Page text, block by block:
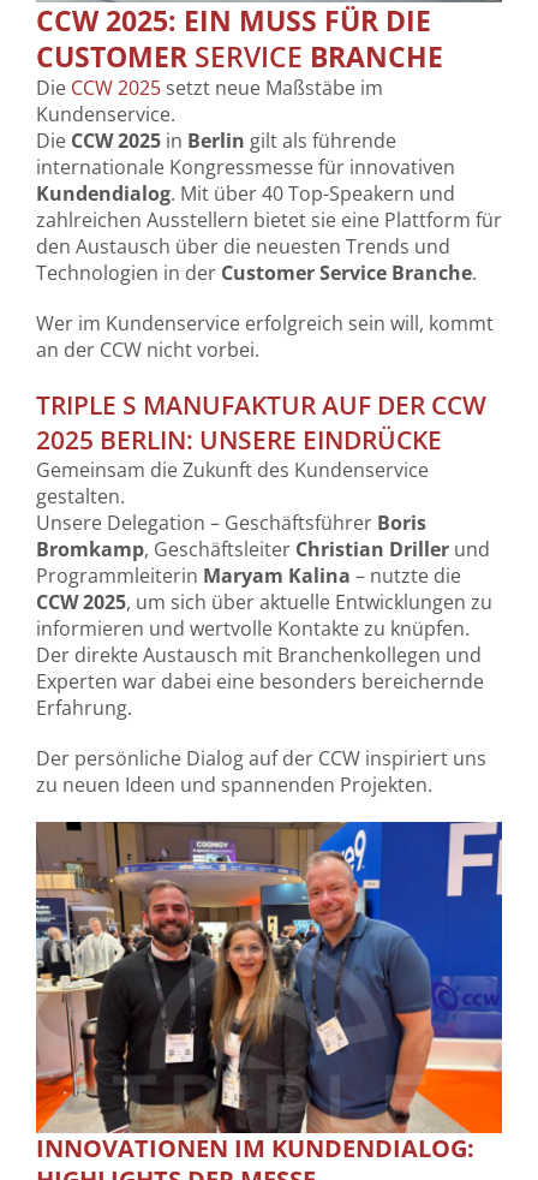
CCW 2025: EIN MUSS FÜR DIE
CUSTOMERSERVICE BRANCHE
Die CCW 2025setzt neue Maßstäbe im
Kundenservice.
Die CCW 2025in Berlin gilt als führende
internationale Kongressmesse für innovativen
Kundendialog. Mit über 40 Top-Speakern und
zahlreichen Ausstellern bietet sie eine Plattform für
den Austausch über die neuesten Trends und
Technologien in der Customer Service Branche.
Wer im Kundenservice erfolgreich sein will, kommt
an der CCW nicht vorbei.
TRIPLE S MANUFAKTUR AUF DER CCW
2025 BERLIN: UNSERE EINDRÜCKE
Gemeinsam die Zukunft des Kundenservice
gestalten.
Unsere Delegation – Geschäftsführer Boris
Bromkamp, Geschäftsleiter Christian Drillerund
Programmleiterin Maryam Kalina – nutzte die
CCW 2025, um sich über aktuelle Entwicklungen zu
informieren und wertvolle Kontakte zu knüpfen.
Der direkte Austausch mit Branchenkollegen und
Experten war dabei eine besonders bereichernde
Erfahrung.
Der persönliche Dialog auf der CCW inspiriert uns
zu neuen Ideen und spannenden Projekten.
INNOVATIONEN IM KUNDENDIALOG: